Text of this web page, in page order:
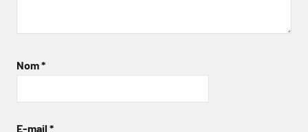
Nom*
E-mail *